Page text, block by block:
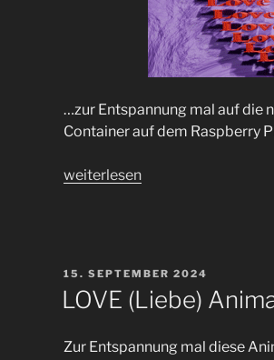
…zur Entspannung mal auf die
Container auf dem Raspberry
„Neue
auch
für
PI
weiterlesen
VERÖFFENTLICHT
AM
15. SEPTEMBER 2024
LOVE (Liebe)
Zur Entspannung mal diese